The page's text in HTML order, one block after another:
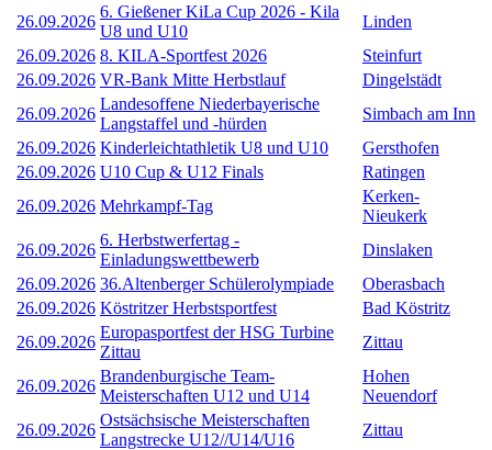
26.09.2026
6. Gießener KiLa Cup 2026 - Kila
U8 und U10
Linden
26.09.2026 8. KILA-Sportfest 2026
Steinfurt
26.09.2026 VR-Bank Mitte Herbstlauf
Dingelstädt
26.09.2026
Landesoffene Niederbayerische
Langstaffel und -hürden
Simbach am Inn
26.09.2026 Kinderleichtathletik U8 und U10
Gersthofen
26.09.2026 U10 Cup & U12 Finals
Ratingen
26.09.2026 Mehrkampf-Tag
Kerken-
Nieukerk
26.09.2026
6. Herbstwerfertag -
Einladungswettbewerb
Dinslaken
26.09.2026 36.Altenberger Schülerolympiade
Oberasbach
26.09.2026 Köstritzer Herbstsportfest
Bad Köstritz
26.09.2026
Europasportfest der HSG Turbine
Zittau
Zittau
26.09.2026
Brandenburgische Team-
Meisterschaften U12 und U14
Hohen
Neuendorf
26.09.2026
Ostsächsische Meisterschaften
Langstrecke U12//U14/U16
Zittau